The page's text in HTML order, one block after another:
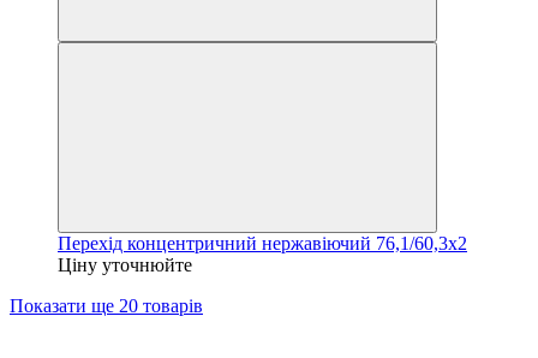
Перехід концентричний нержавіючий 76,1/60,3х2
Ціну уточнюйте
Показати ще 20 товарів